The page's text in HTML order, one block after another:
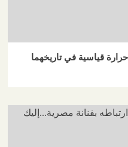
قياسية في تاريخهما